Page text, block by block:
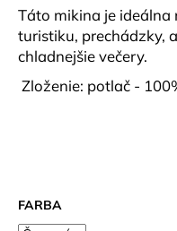
Táto mikina je
turistiku, prechádzky,
chladnejšie večery.
Zloženie: potlač -
FARBA